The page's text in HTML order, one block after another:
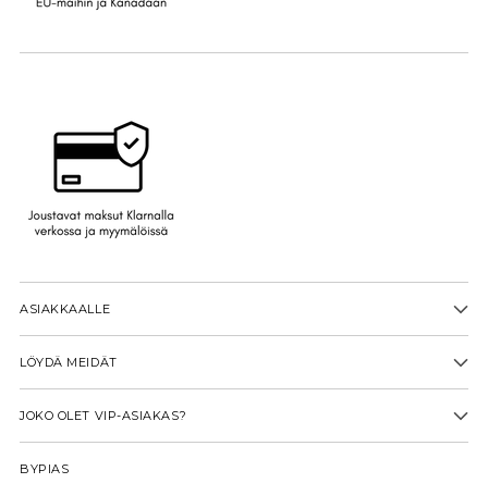
ASIAKKAALLE
LÖYDÄ MEIDÄT
JOKO OLET VIP-ASIAKAS?
BYPIAS